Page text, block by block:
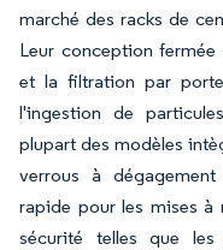
marché des racks de
Leur conception
et la filtration par
l'ingestion de
plupart des modèles
verrous à
rapide pour les mises à
sécurité telles que